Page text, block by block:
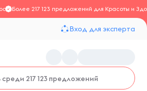
Более 217 123 предложений для Красоты и
Вход для эксперта